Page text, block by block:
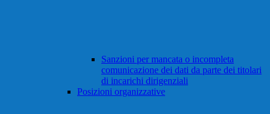
Sanzioni per mancata o incompleta
comunicazione dei dati da parte dei titolari
di incarichi dirigenziali
Posizioni organizzative